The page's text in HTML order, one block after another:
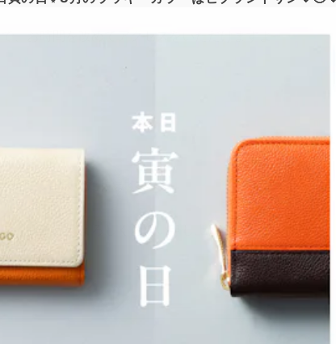
、お時間を改めてアクセスをいただけますよ
ジにて告知いたします。
了承のほどよろしくお願い申し上げます。